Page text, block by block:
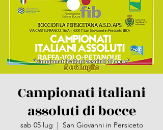
Campionati italiani
assoluti di bocce
sab 05 lug
  |
San Giovanni in Persiceto